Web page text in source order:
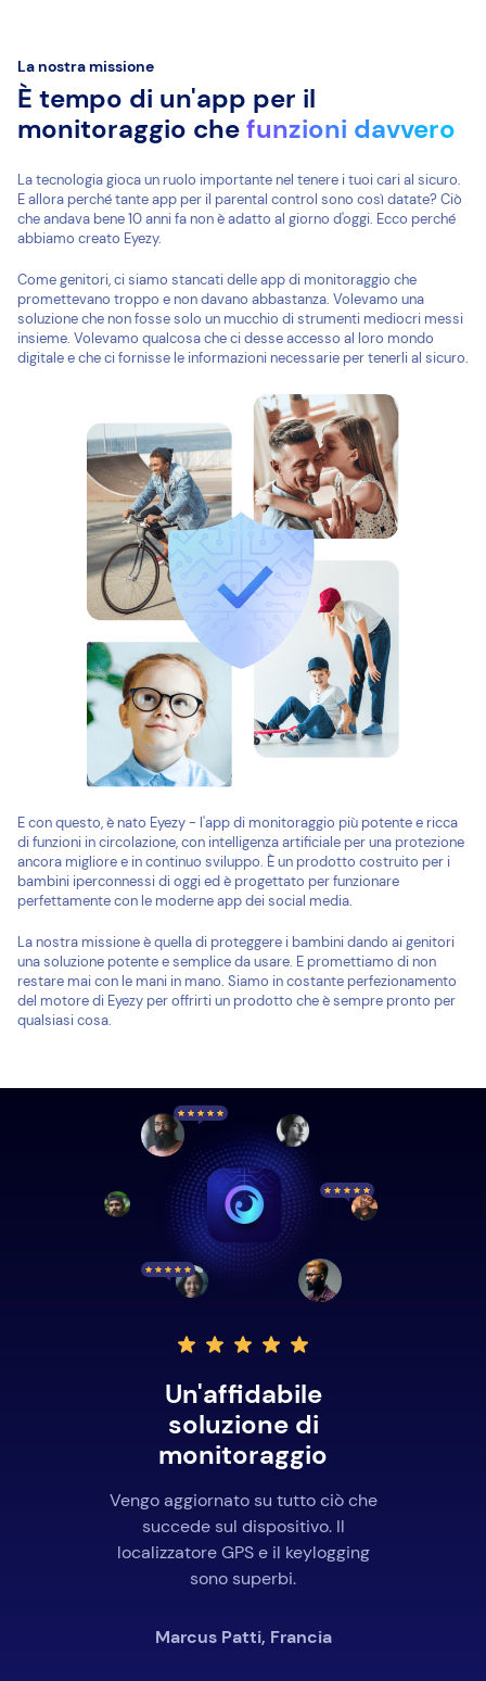
La nostra missione
È tempo di un'app per il
monitoraggio chefunzioni davvero
La tecnologia gioca un ruolo importante nel tenere i tuoi cari al sicuro.
E allora perché tante app per il parental control sono così datate? Ciò
che andava bene 10 anni fa non è adatto al giorno d'oggi. Ecco perché
abbiamo creato Eyezy.
Come genitori, ci siamo stancati delle app di monitoraggio che
promettevano troppo e non davano abbastanza. Volevamo una
soluzione che non fosse solo un mucchio di strumenti mediocri messi
insieme. Volevamo qualcosa che ci desse accesso al loro mondo
digitale e che ci fornisse le informazioni necessarie per tenerli al sicuro.
E con questo, è nato Eyezy - l'app di monitoraggio più potente e ricca
di funzioni in circolazione, con intelligenza artificiale per una protezione
ancora migliore e in continuo sviluppo. È un prodotto costruito per i
bambini iperconnessi di oggi ed è progettato per funzionare
perfettamente con le moderne app dei social media.
La nostra missione è quella di proteggere i bambini dando ai genitori
una soluzione potente e semplice da usare. E promettiamo di non
restare mai con le mani in mano. Siamo in costante perfezionamento
del motore di Eyezy per offrirti un prodotto che è sempre pronto per
qualsiasi cosa.
Un'affidabile
soluzione di
monitoraggio
Vengo aggiornato su tutto ciò che
succede sul dispositivo. Il
localizzatore GPS e il keylogging
sono superbi.
Marcus Patti, Francia